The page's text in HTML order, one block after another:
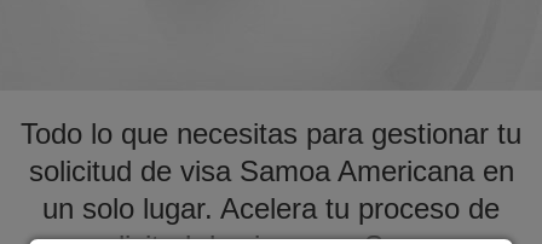
Todo lo que necesitas para gestionar tu
solicitud de visa Samoa Americana en
un solo lugar. Acelera tu proceso de